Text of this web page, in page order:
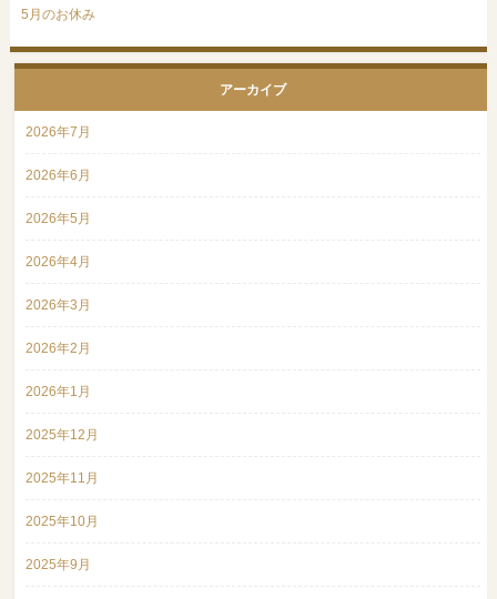
5月のお休み
アーカイブ
2026年7月
2026年6月
2026年5月
2026年4月
2026年3月
2026年2月
2026年1月
2025年12月
2025年11月
2025年10月
2025年9月